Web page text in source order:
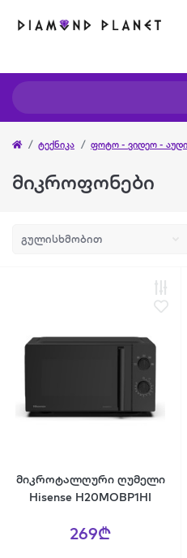
ტექნიკა ფოტო - ვიდეო -
მიკროფონები
მიკროტალღური ღუმელი
Hisense H20MOBP1HI
269₾